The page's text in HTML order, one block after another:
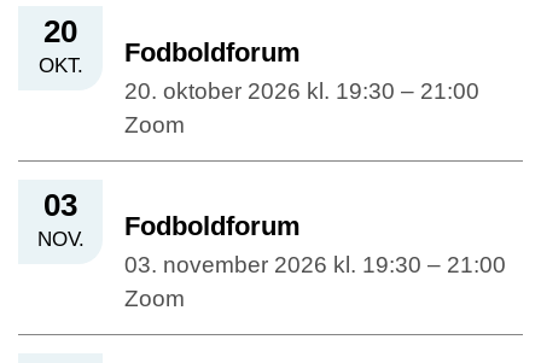
20
OKT. Fodboldforum
20. oktober 2026 kl. 19:30 – 21:00
Zoom
03
NOV. Fodboldforum
03. november 2026 kl. 19:30 – 21:00
Zoom